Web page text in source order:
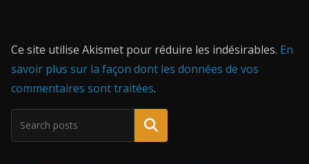
Ce site utilise Akismet pour réduire les indésirables. En
savoir plus sur la façon dont les données de vos
commentaires sont traitées.